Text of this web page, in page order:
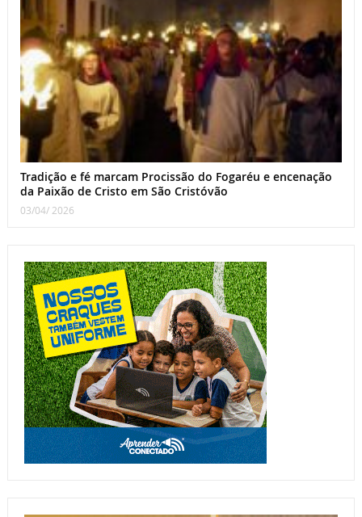
Tradição e fé marcam Procissão do Fogaréu e encenação
da Paixão de Cristo em São Cristóvão
03/04/ 2026